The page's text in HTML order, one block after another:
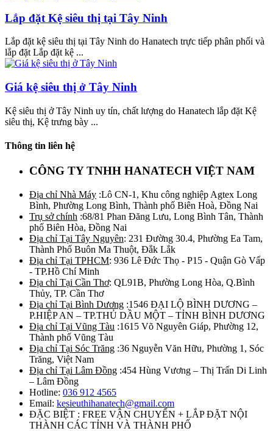
Lắp đặt Kệ siêu thị tại Tây Ninh
Lắp đặt kệ siêu thị tại Tây Ninh do Hanatech trực tiếp phân phối và
lắp đặt Lắp đặt kệ ...
Giá kệ siêu thị ở Tây Ninh
Kệ siêu thị ở Tây Ninh uy tín, chất lượng do Hanatech lắp đặt Kệ
siêu thị, Kệ trưng bày ...
Thông tin liên hệ
CÔNG TY TNHH HANATECH VIỆT NAM
Địa chỉ Nhà Máy :Lô CN-1, Khu công nghiệp Agtex Long
Bình, Phường Long Bình, Thành phố Biên Hoà, Đồng Nai
Trụ sở chính :68/81 Phan Đăng Lưu, Long Bình Tân, Thành
phố Biên Hòa, Đồng Nai
Địa chỉ Tại Tây Nguyên: 231 Đường 30.4, Phường Ea Tam,
Thành Phố Buôn Ma Thuột, Đắk Lắk
Địa chỉ Tại TPHCM: 936 Lê Đức Thọ - P15 - Quận Gò Vấp
- TP.Hồ Chí Minh
Địa chỉ Tại Cần Thơ: QL91B, Phường Long Hòa, Q.Bình
Thủy, TP. Cần Thơ
Địa chỉ Tại Bình Dương :1546 ĐẠI LỘ BÌNH DƯƠNG –
P.HIỆP AN – TP.THỦ DẦU MỘT – TỈNH BÌNH DƯƠNG
Địa chỉ Tại Vũng Tàu :1615 Võ Nguyên Giáp, Phường 12,
Thành phố Vũng Tàu
Địa chỉ Tại Sóc Trăng :36 Nguyễn Văn Hữu, Phường 1, Sóc
Trăng, Việt Nam
Địa chỉ Tại Lâm Đồng :454 Hùng Vương – Thị Trấn Di Linh
– Lâm Đồng
Hotline: 036 912 4565
Email: kesieuthihanatech@gmail.com
ĐẶC BIỆT : FREE VẬN CHUYỂN + LẮP ĐẶT NỘI
THÀNH CÁC TỈNH VÀ THÀNH PHỐ